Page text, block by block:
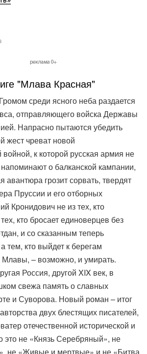
"Млава Красная"
среди ясного неба раздается
отправляющего войска Державы
Напрасно пытаются убедить
жест чреват новой
к которой русская армия не
о балканской кампании,
авантюра грозит сорвать, твердят
Пруссии и его отборных
Кронидович не из тех, кто
кто бросает единоверцев без
и со сказанным теперь
тем, кто выйдет к берегам
Млавы, – возможно, и умирать.
Россия, другой XIX век, в
свежа память о славных
и Суворова. Новый роман – итог
двух блестящих писателей,
отечественной исторической и
это не «Князь Серебряный», не
не «Живые и мертвые» и не «Битва